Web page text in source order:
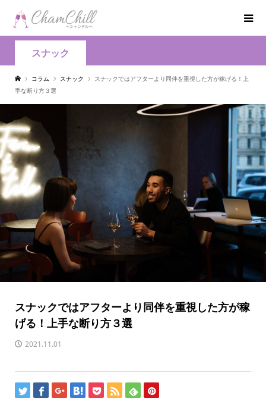
スナック
コラム スナック
スナックではアフターより同伴を重視した方が稼げる！上
手な断り方３選
スナックではアフターより同伴を重視した方が稼
げる！上手な断り方３選
2021.11.01